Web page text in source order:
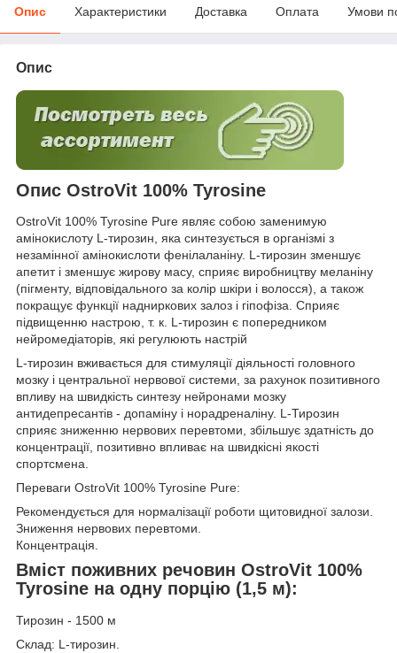
Опис Характеристики Доставка Оплата Умови
Опис
Опис OstroVit 100% Tyrosine
OstroVit 100% Tyrosine Pure являє собою заменимую
амінокислоту L-тирозин, яка синтезується в організмі з
незамінної амінокислоти фенілаланіну. L-тирозин зменшує
апетит і зменшує жирову масу, сприяє виробництву меланіну
(пігменту, відповідального за колір шкіри і волосся), а також
покращує функції надниркових залоз і гіпофіза. Сприяє
підвищенню настрою, т. к. L-тирозин є попередником
нейромедіаторів, які регулюють настрій
L-тирозин вживається для стимуляції діяльності головного
мозку і центральної нервової системи, за рахунок позитивного
впливу на швидкість синтезу нейронами мозку
антидепресантів - допаміну і норадреналіну. L-Тирозин
сприяє зниженню нервових перевтоми, збільшує здатність до
концентрації, позитивно впливає на швидкісні якості
спортсмена.
Переваги OstroVit 100% Tyrosine Pure:
Рекомендується для нормалізації роботи щитовидної залози.
Зниження нервових перевтоми.
Концентрація.
Вміст поживних речовин OstroVit 100%
Tyrosine на одну порцію (1,5 м):
Тирозин - 1500 м
Склад: L-тирозин.